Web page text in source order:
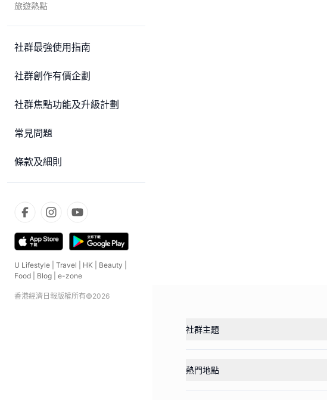
旅遊熱點
社群最強使用指南
社群創作有價企劃
社群焦點功能及升級計劃
常見問題
條款及細則
U Lifestyle Travel HK Beauty
Food
Blog e-zone
香港經濟日報版權所有©2026
社群主題
熱門地點